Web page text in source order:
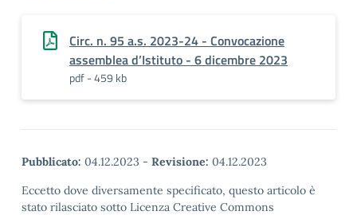
Circ. n. 95 a.s. 2023-24 - Convocazione
assemblea d’Istituto - 6 dicembre 2023
pdf - 459 kb
Pubblicato: 04.12.2023 - Revisione: 04.12.2023
Eccetto dove diversamente specificato, questo articolo è
stato rilasciato sotto Licenza Creative Commons